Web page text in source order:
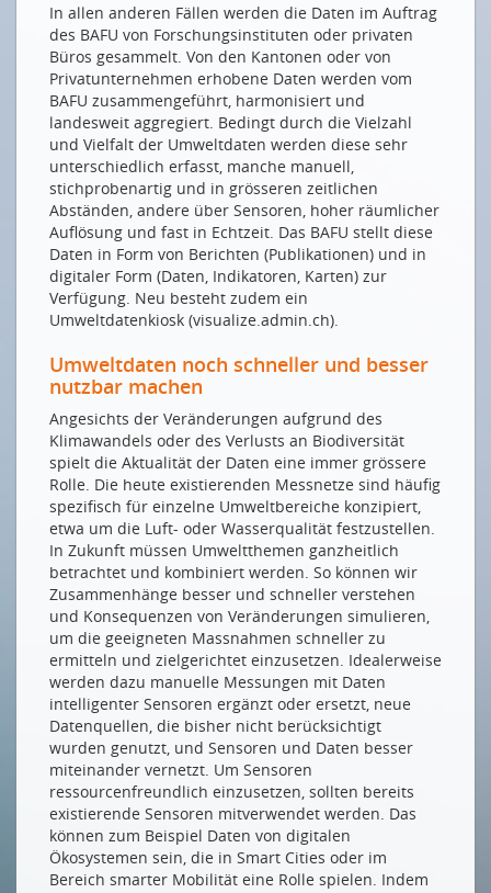
So viel smarte Energie
NEUE MITGLIEDER
Bornhauser People’s Management AG
Drucken
Impressum
In allen anderen Fällen werden die Daten im Auftrag
des BAFU von Forschungsinstituten oder privaten
Büros gesammelt. Von den Kantonen oder von
Privatunternehmen erhobene Daten werden vom
BAFU zusammengeführt, harmonisiert und
landesweit aggregiert. Bedingt durch die Vielzahl
und Vielfalt der Umweltdaten werden diese sehr
unterschiedlich erfasst, manche manuell,
stichprobenartig und in grösseren zeitlichen
Abständen, andere über Sensoren, hoher räumlicher
Auflösung und fast in Echtzeit. Das BAFU stellt diese
Daten in Form von Berichten (Publikationen) und in
digitaler Form (Daten, Indikatoren, Karten) zur
Verfügung. Neu besteht zudem ein
Umweltdatenkiosk (visualize.admin.ch).
Umweltdaten noch schneller und besser
nutzbar machen
Angesichts der Veränderungen aufgrund des
Klimawandels oder des Verlusts an Biodiversität
spielt die Aktualität der Daten eine immer grössere
Rolle. Die heute existierenden Messnetze sind häufig
spezifisch für einzelne Umweltbereiche konzipiert,
etwa um die Luft- oder Wasserqualität festzustellen.
In Zukunft müssen Umweltthemen ganzheitlich
betrachtet und kombiniert werden. So können wir
Zusammenhänge besser und schneller verstehen
und Konsequenzen von Veränderungen simulieren,
um die geeigneten Massnahmen schneller zu
ermitteln und zielgerichtet einzusetzen. Idealerweise
werden dazu manuelle Messungen mit Daten
intelligenter Sensoren ergänzt oder ersetzt, neue
Datenquellen, die bisher nicht berücksichtigt
wurden genutzt, und Sensoren und Daten besser
miteinander vernetzt. Um Sensoren
ressourcenfreundlich einzusetzen, sollten bereits
existierende Sensoren mitverwendet werden. Das
können zum Beispiel Daten von digitalen
Ökosystemen sein, die in Smart Cities oder im
Bereich smarter Mobilität eine Rolle spielen. Indem